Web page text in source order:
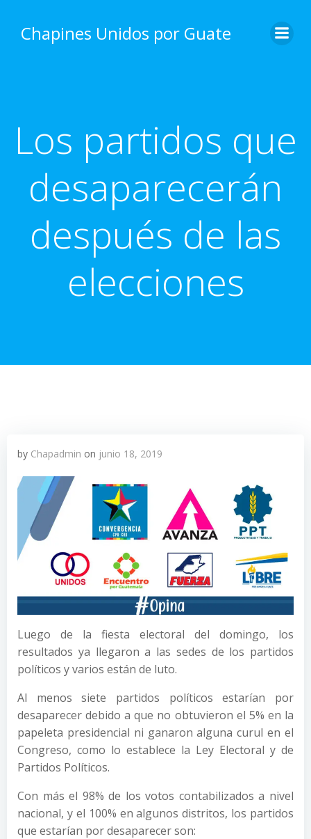
content
Chapines Unidos por Guate
Los partidos que
desaparecerán
después de las
elecciones
by Chapadmin on junio 18, 2019
Luego de la fiesta electoral del domingo, los
resultados ya llegaron a las sedes de los partidos
políticos y varios están de luto.
Al menos siete partidos políticos estarían por
desaparecer debido a que no obtuvieron el 5% en la
papeleta presidencial ni ganaron alguna curul en el
Congreso, como lo establece la Ley Electoral y de
Partidos Políticos.
Con más el 98% de los votos contabilizados a nivel
nacional, y el 100% en algunos distritos, los partidos
que estarían por desaparecer son: